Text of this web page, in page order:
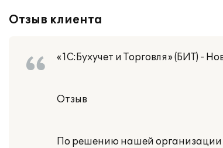
Отзыв клиента
«1С:Бухучет и Торговля» (БИТ) -
Отзыв
По решению нашей организации